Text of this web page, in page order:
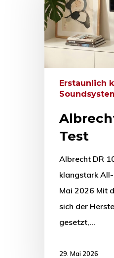
Erstaunlich
Test
Albrecht DR
klangstark
Mai 2026 Mit
sich der
gesetzt,…
29. Mai 2026